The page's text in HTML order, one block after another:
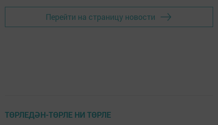
Перейти на страницу новости
ТӨРЛЕДӘН-ТӨРЛЕ НИ ТӨРЛЕ